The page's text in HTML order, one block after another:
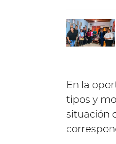
En la
tipos y
situación